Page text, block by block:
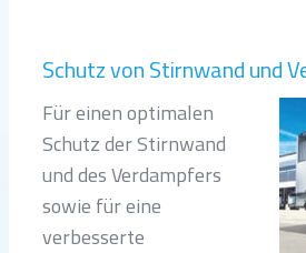
Schutz von Stirnwand und
Für einen optimalen
Schutz der Stirnwand
und des Verdampfers
sowie für eine
verbesserte